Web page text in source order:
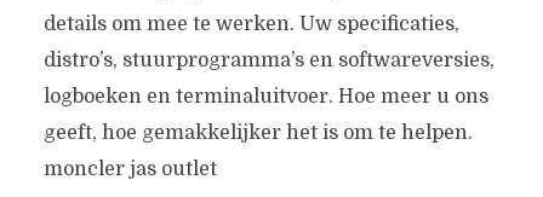
details om mee te werken. Uw specificaties,
distro’s, stuurprogramma’s en softwareversies,
logboeken en terminaluitvoer. Hoe meer u ons
geeft, hoe gemakkelijker het is om te helpen.
moncler jas outlet